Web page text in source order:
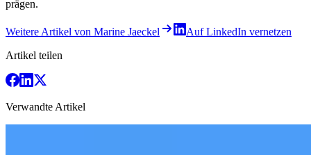
prägen.
Weitere Artikel von Marine Jaeckel
Auf LinkedIn vernetzen
Artikel teilen
Verwandte Artikel